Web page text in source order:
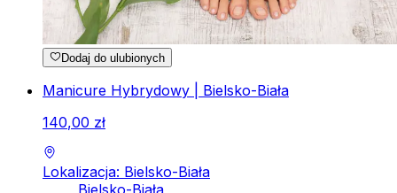
Dodaj do ulubionych
Manicure Hybrydowy | Bielsko-Biała
140,00 zł
Lokalizacja: Bielsko-Biała